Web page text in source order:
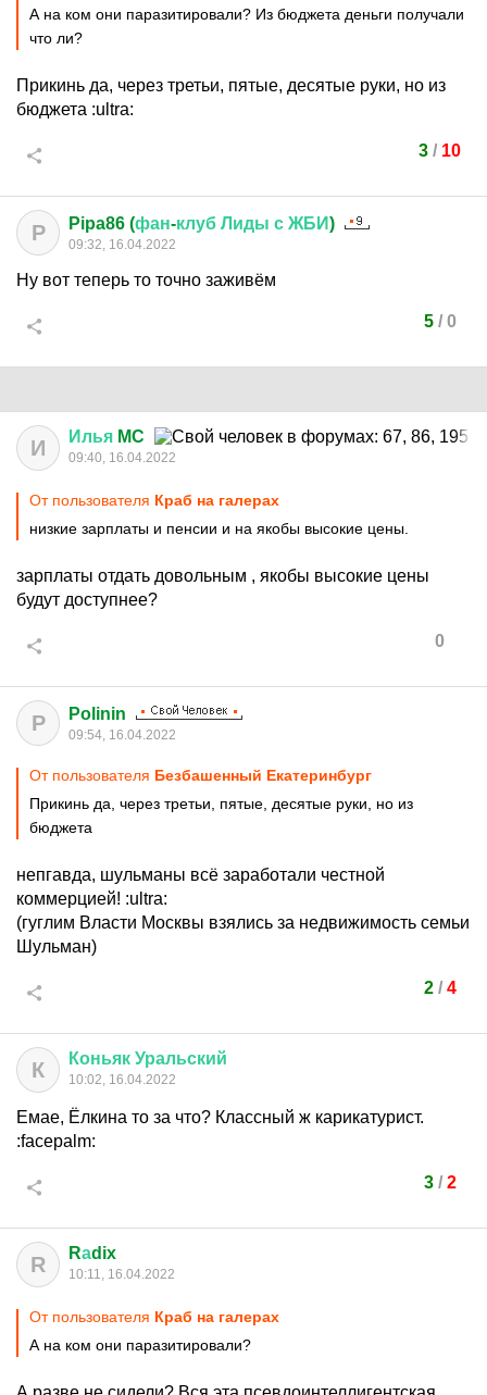
А на ком они паразитировали? Из бюджета деньги получали
что ли?
Прикинь да, через третьи, пятые, десятые руки, но из
бюджета :ultra:
3 / 10
P Pipa86 (фан-клуб Лиды с ЖБИ)
09:32, 16.04.2022
Ну вот теперь то точно заживём
5/ 0
И Илья MC
09:40, 16.04.2022
От пользователя Краб на галерах
низкие зарплаты и пенсии и на якобы высокие цены.
зарплаты отдать довольным , якобы высокие цены
будут доступнее?
0
P Polinin
09:54, 16.04.2022
От пользователя Безбашенный Екатеринбург
Прикинь да, через третьи, пятые, десятые руки, но из
бюджета
непгавда, шульманы всё заработали честной
коммерцией! :ultra:
(гуглим Власти Москвы взялись за недвижимость семьи
Шульман)
2/ 4
К Коньяк Уральский
10:02, 16.04.2022
Емае, Ёлкина то за что? Классный ж карикатурист.
:facepalm:
3/ 2
R Rаdix
10:11, 16.04.2022
От пользователя Краб на галерах
А на ком они паразитировали?